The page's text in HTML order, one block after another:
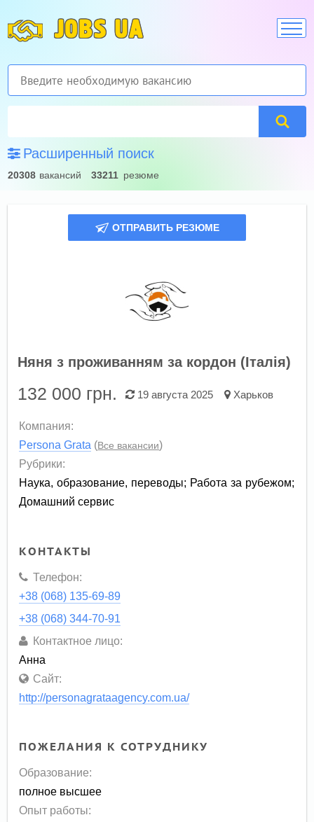
JOBS UA
Расширенный поиск
20308 вакансий 33211 резюме
ОТПРАВИТЬ РЕЗЮМЕ
Няня з проживанням за кордон (Італія)
132 000 грн. 19 августа 2025 Харьков
Компания:
Persona Grata (Все вакансии)
Рубрики:
Наука, образование, переводы; Работа за рубежом;
Домашний сервис
КОНТАКТЫ
Телефон:
+38 (068) 135-69-89
+38 (068) 344-70-91
Контактное лицо:
Анна
Сайт:
http://personagrataagency.com.ua/
ПОЖЕЛАНИЯ К СОТРУДНИКУ
Образование:
полное высшее
Опыт работы: